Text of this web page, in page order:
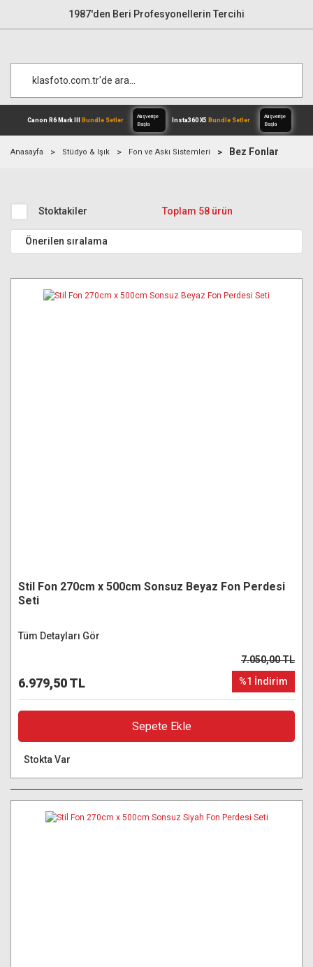
1987'den Beri Profesyonellerin Tercihi
Başla
Anasayfa Stüdyo & Işık Fon ve Askı Sistemleri Bez Fonlar
Stoktakiler Toplam 58 ürün
Stil Fon 270cm x 500cm Sonsuz Beyaz Fon Perdesi
Seti
Tüm Detayları Gör
6.979,50 TL
7.050,00 TL
%1 İndirim
Sepete Ekle
Stokta Var